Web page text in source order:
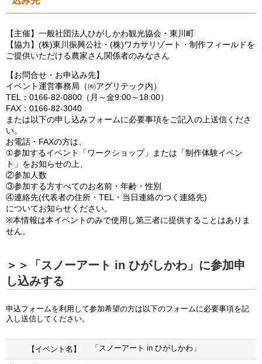
【主催】一般社団法人ひがしかわ観光協会・東川町
【協力】(株)東川振興公社・(株)ワカサリゾート・制作フィールドを
ご提供いただける農家さん関係者のみなさん
【お問合せ・お申込み先】
イベント運営事務局（㈲アグリテック内）
TEL：0166-82-0800（月～金9:00～18:00）
FAX：0166-82-3040
または以下の申し込みフォームに必要事項をご記入の上送信くださ
い。
お電話・FAXの方は、
①参加するイベント「ワークショップ」または「制作体験イベン
ト」をお知らせの上、
②参加人数
③参加する方すべてのお名前・年齢・性別
④連絡先(代表者の住所・TEL・当日連絡のつく連絡先)
についてお知らせください。
※本情報は本イベントのみで使用し第三者に提供することはありま
せん。
＞＞「スノーアート in ひがしかわ」に参加申
し込みする
申込フォームを利用して参加希望の方は以下のフォームに必要事項を記
入し送信してください。
【イベント名】 「スノーアート in ひがしかわ」